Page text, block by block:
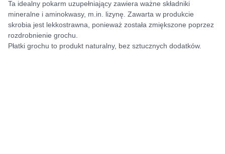
Ta idealny pokarm uzupełniający zawiera ważne składniki
mineralne i aminokwasy, m.in. lizynę. Zawarta w produkcie
skrobia jest lekkostrawna, ponieważ została zmiększone poprzez
rozdrobnienie grochu.
Płatki grochu to produkt naturalny, bez sztucznych dodatków.